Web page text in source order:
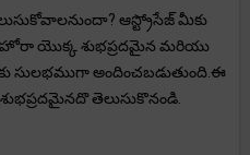
ఆస్ట్రోసేజ్ మీకు
హోరా యొక్క శుభప్రదమైన మరియు
సులభముగా అందించబడుతుంది.ఈ
తెలుసుకొనండి.